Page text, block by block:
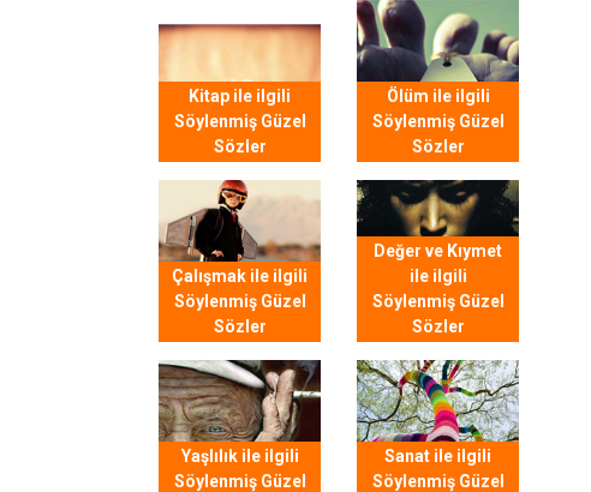
Kitap ile ilgili
Söylenmiş Güzel
Sözler
Ölüm ile ilgili
Söylenmiş Güzel
Sözler
Çalışmak ile ilgili
Söylenmiş Güzel
Sözler
Değer ve Kıymet
ile ilgili
Söylenmiş Güzel
Sözler
Yaşlılık ile ilgili
Söylenmiş Güzel
Sanat ile ilgili
Söylenmiş Güzel